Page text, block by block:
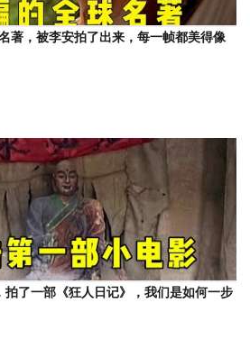
著，被李安拍了出来，每一帧都美得像
拍了一部《狂人日记》，我们是如何一步